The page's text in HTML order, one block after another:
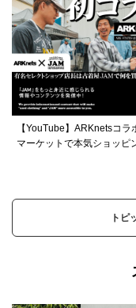
【YouTube】ARKnetsコラ
マーケットで本気ショッピ
トピ